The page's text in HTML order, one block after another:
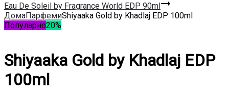
Eau De Soleil by Fragrance World EDP 90ml
ДомаПарфемиShiyaaka Gold by Khadlaj EDP 100ml
Популарно20%
Shiyaaka Gold by Khadlaj EDP
100ml